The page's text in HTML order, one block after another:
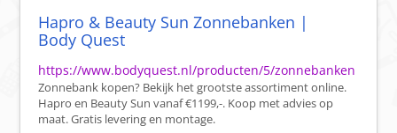
Hapro & Beauty Sun Zonnebanken |
Body Quest
https://www.bodyquest.nl/producten/5/zonnebanken
Zonnebank kopen? Bekijk het grootste assortiment online.
Hapro en Beauty Sun vanaf €1199,-. Koop met advies op
maat. Gratis levering en montage.